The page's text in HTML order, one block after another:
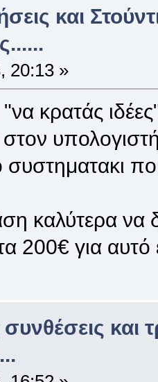
και
20:13 »
κρατάς
καλύτερα να
200€ για
και